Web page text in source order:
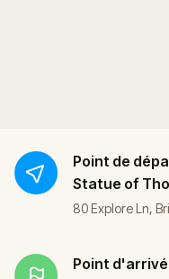
Point de
Statue of
80 Explore Ln,
Point